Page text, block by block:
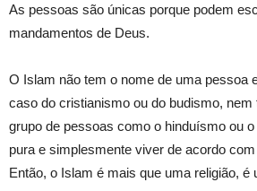
As pessoas são únicas porque podem
mandamentos de Deus.
O Islam não tem o nome de uma pessoa
caso do cristianismo ou do budismo, nem
grupo de pessoas como o hinduísmo ou
pura e simplesmente viver de acordo
Então, o Islam é mais que uma religião, é